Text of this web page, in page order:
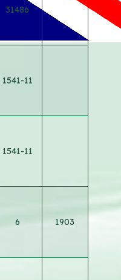
31486
1541-11
1541-11
6 1903